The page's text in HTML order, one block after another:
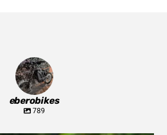
eberobikes
789